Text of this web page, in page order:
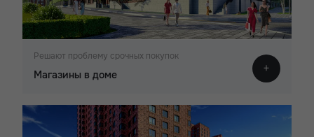
Решают проблему срочных покупок
Магазины в доме